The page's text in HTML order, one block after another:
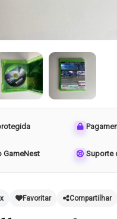
GameNest Suporte
Favoritar Compartilhar